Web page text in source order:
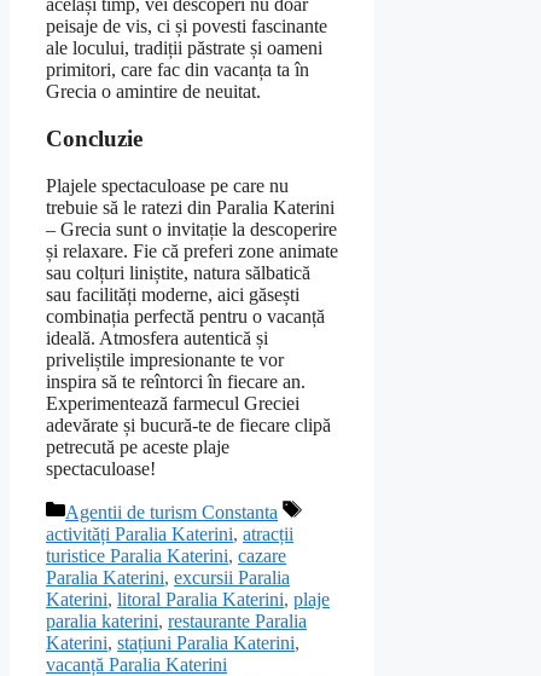
același timp, vei descoperi nu doar
peisaje de vis, ci și povesti fascinante
ale locului, tradiții păstrate și oameni
primitori, care fac din vacanța ta în
Grecia o amintire de neuitat.
Concluzie
Plajele spectaculoase pe care nu
trebuie să le ratezi din Paralia Katerini
– Grecia sunt o invitație la descoperire
și relaxare. Fie că preferi zone animate
sau colțuri liniștite, natura sălbatică
sau facilități moderne, aici găsești
combinația perfectă pentru o vacanță
ideală. Atmosfera autentică și
priveliștile impresionante te vor
inspira să te reîntorci în fiecare an.
Experimentează farmecul Greciei
adevărate și bucură-te de fiecare clipă
petrecută pe aceste plaje
spectaculoase!
Categorii
Agentii de turism Constanta
Etichete
activități Paralia Katerini, atracții
turistice Paralia Katerini, cazare
Paralia Katerini, excursii Paralia
Katerini, litoral Paralia Katerini, plaje
paralia katerini, restaurante Paralia
Katerini, stațiuni Paralia Katerini,
vacanță Paralia Katerini